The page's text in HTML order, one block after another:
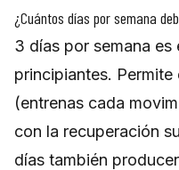
¿Cuántos días por semana
3 días por semana es
principiantes.
(entrenas cada
con la recuperación
días también